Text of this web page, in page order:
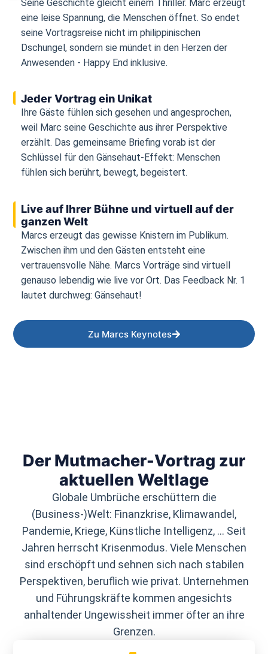
Seine Geschichte gleicht einem Thriller. Marc erzeugt
eine leise Spannung, die Menschen öffnet. So endet
seine Vortragsreise nicht im philippinischen
Dschungel, sondern sie mündet in den Herzen der
Anwesenden - Happy End inklusive.
Jeder Vortrag ein Unikat
Ihre Gäste fühlen sich gesehen und angesprochen,
weil Marc seine Geschichte aus ihrer Perspektive
erzählt. Das gemeinsame Briefing vorab ist der
Schlüssel für den Gänsehaut-Effekt: Menschen
fühlen sich berührt, bewegt, begeistert.
Live auf Ihrer Bühne und virtuell auf der
ganzen Welt
Marcs erzeugt das gewisse Knistern im Publikum.
Zwischen ihm und den Gästen entsteht eine
vertrauensvolle Nähe. Marcs Vorträge sind virtuell
genauso lebendig wie live vor Ort. Das Feedback Nr. 1
lautet durchweg: Gänsehaut!
Zu Marcs Keynotes
Der Mutmacher-Vortrag zur
aktuellen Weltlage
Globale Umbrüche erschüttern die
(Business-)Welt: Finanzkrise, Klimawandel,
Pandemie, Kriege, Künstliche Intelligenz, … Seit
Jahren herrscht Krisenmodus. Viele Menschen
sind erschöpft und sehnen sich nach stabilen
Perspektiven, beruflich wie privat. Unternehmen
und Führungskräfte kommen angesichts
anhaltender Ungewissheit immer öfter an ihre
Grenzen.